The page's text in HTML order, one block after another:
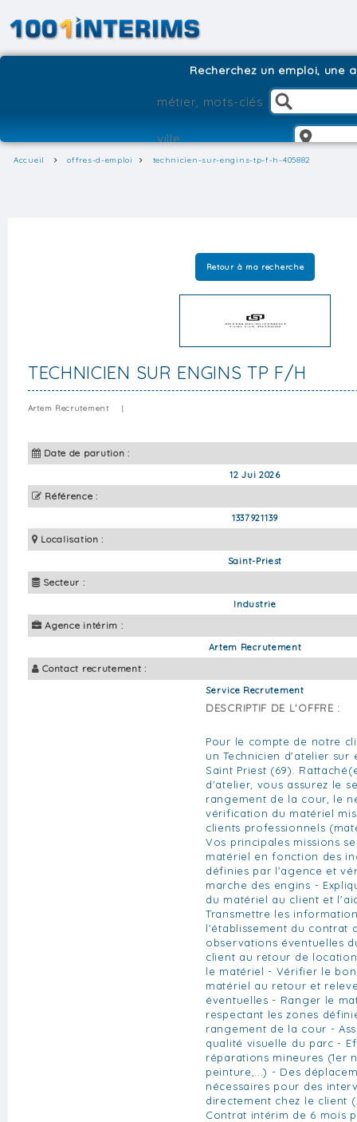
Recherchez un emploi, une
Accueil offres-d-emploi technicien-sur-engins-tp-f-h-405882
Retour à ma recherche
TECHNICIEN SUR ENGINS TP F/H
Artem Recrutement |
Date de parution :
12 Jui 2026
Référence :
1337921139
Localisation :
Saint-Priest
Secteur :
Industrie
Agence intérim :
Artem Recrutement
Contact recrutement :
Service Recrutement
DESCRIPTIF DE L'OFFRE :
Pour le compte de notre
un Technicien d'atelier sur
Saint Priest (69).
d'atelier, vous assurez le
rangement de la cour, le
vérification du matériel
clients professionnels
Vos principales missions
matériel en fonction des
définies par l'agence et
marche des engins -
du matériel au client et
Transmettre les
l'établissement du contrat
observations éventuelles
client au retour de
le matériel - Vérifier le
matériel au retour et
éventuelles - Ranger le
respectant les zones
rangement de la cour -
qualité visuelle du parc -
réparations mineures (1er
peinture,...) - Des
nécessaires pour des
directement chez le client
Contrat intérim de 6 mois